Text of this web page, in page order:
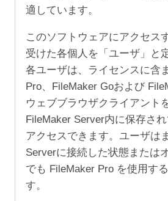
適しています。
このソフトウェアにアクセス
受けた各個人を「ユーザ」と
各ユーザは、ライセンスに含
Pro、FileMaker Goおよび
ウェブブラウザクライアント
FileMaker Server内に保存さ
アクセスできます。ユーザは
Serverに接続した状態または
でも FileMaker Pro を使用す
す。